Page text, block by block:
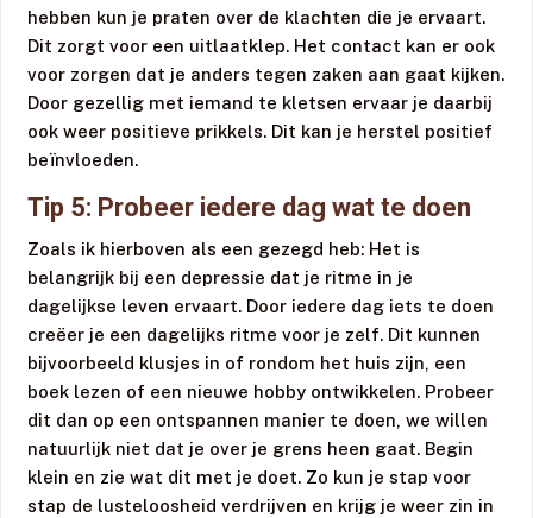
hebben kun je praten over de klachten die je ervaart.
Dit zorgt voor een uitlaatklep. Het contact kan er ook
voor zorgen dat je anders tegen zaken aan gaat kijken.
Door gezellig met iemand te kletsen ervaar je daarbij
ook weer positieve prikkels. Dit kan je herstel positief
beïnvloeden.
Tip 5: Probeer iedere dag wat te doen
Zoals ik hierboven als een gezegd heb: Het is
belangrijk bij een depressie dat je ritme in je
dagelijkse leven ervaart. Door iedere dag iets te doen
creëer je een dagelijks ritme voor je zelf. Dit kunnen
bijvoorbeeld klusjes in of rondom het huis zijn, een
boek lezen of een nieuwe hobby ontwikkelen. Probeer
dit dan op een ontspannen manier te doen, we willen
natuurlijk niet dat je over je grens heen gaat. Begin
klein en zie wat dit met je doet. Zo kun je stap voor
stap de lusteloosheid verdrijven en krijg je weer zin in